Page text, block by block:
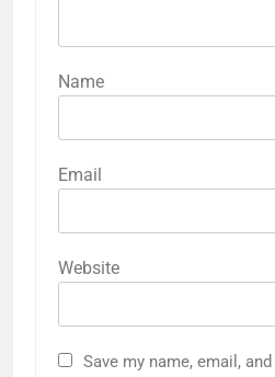
Name
Email
Website
Save my name, email,